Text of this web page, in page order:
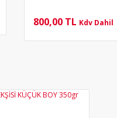
800,00 TL Kdv Dahil